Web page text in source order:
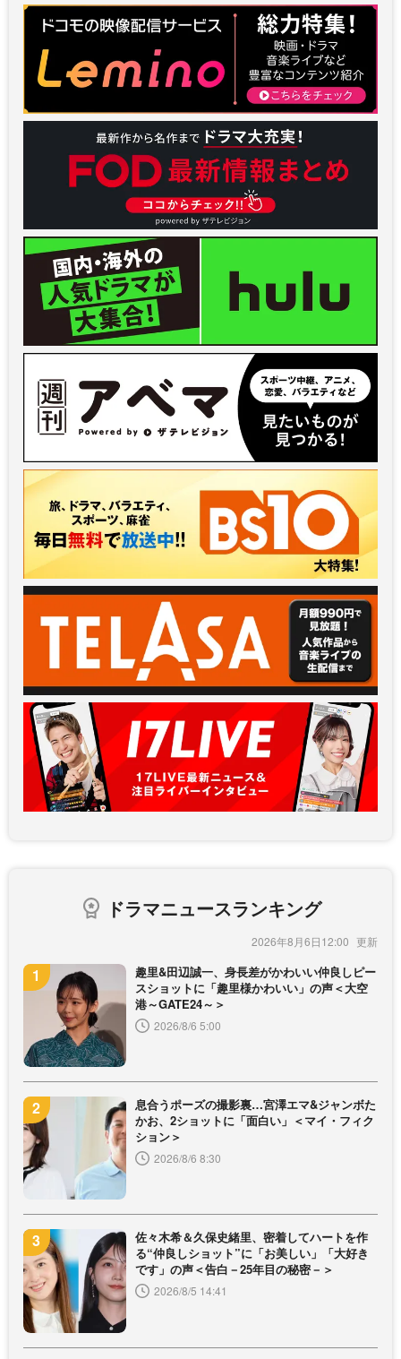
ドラマニュースランキング
2026年8月6日12:00
趣里&田辺誠一、身長差がかわいい仲良しピー
スショットに「趣里様かわいい」の声＜大空
港～GATE24～＞
2026/8/6 5:00
息合うポーズの撮影裏…宮澤エマ&ジャンボた
かお、2ショットに「面白い」＜マイ・フィク
ション＞
2026/8/6 8:30
佐々木希＆久保史緒里、密着してハートを作
る“仲良しショット”に「お美しい」「大好き
です」の声＜告白－25年目の秘密－＞
2026/8/5 14:41